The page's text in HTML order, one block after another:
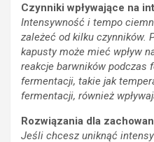
Czynniki wpływające na
Intensywność i tempo
zależeć od kilku czynników.
kapusty może mieć wpływ
reakcje barwników podczas
fermentacji, takie jak
fermentacji, również
Rozwiązania dla
Jeśli chcesz uniknąć